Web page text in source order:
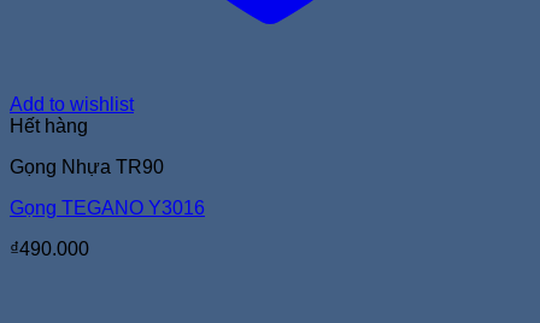
Add to wishlist
Hết hàng
Gọng Nhựa TR90
Gọng TEGANO Y3016
₫490.000